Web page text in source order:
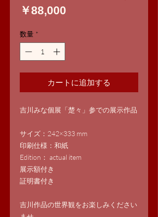
￥88,000
数量 *
カートに追加する
吉川みな個展「楚々」参での展示作品
サイズ：242×333 mm
印刷仕様：和紙
Edition： actual item
展示額付き
証明書付き
吉川作品の世界観をお楽しみください